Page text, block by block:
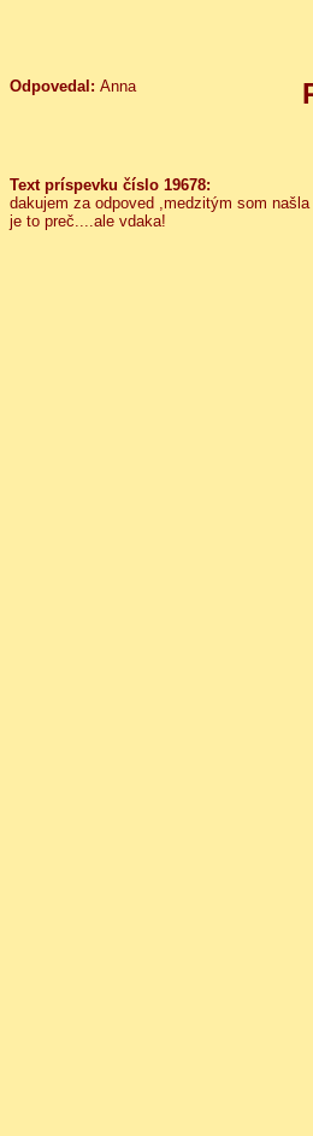
Odpovedal: Anna
Text príspevku číslo 19678:
dakujem za odpoved ,medzitým som
je to preč....ale vdaka!